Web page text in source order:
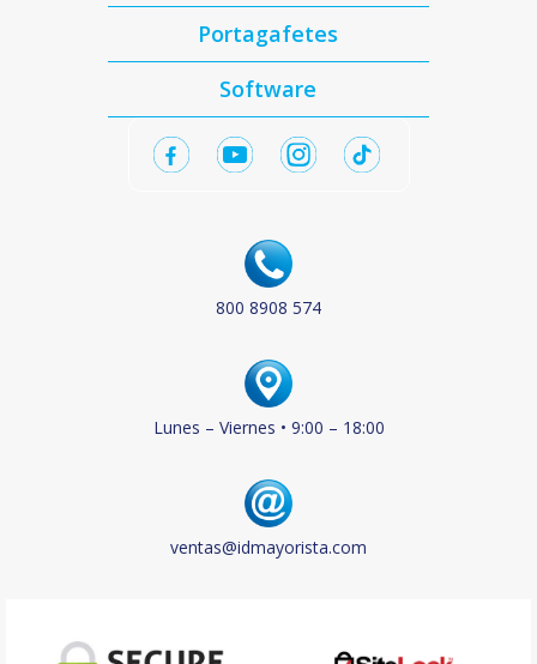
Portagafetes
Software
800 8908 574
Lunes – Viernes • 9:00 – 18:00
ventas@idmayorista.com